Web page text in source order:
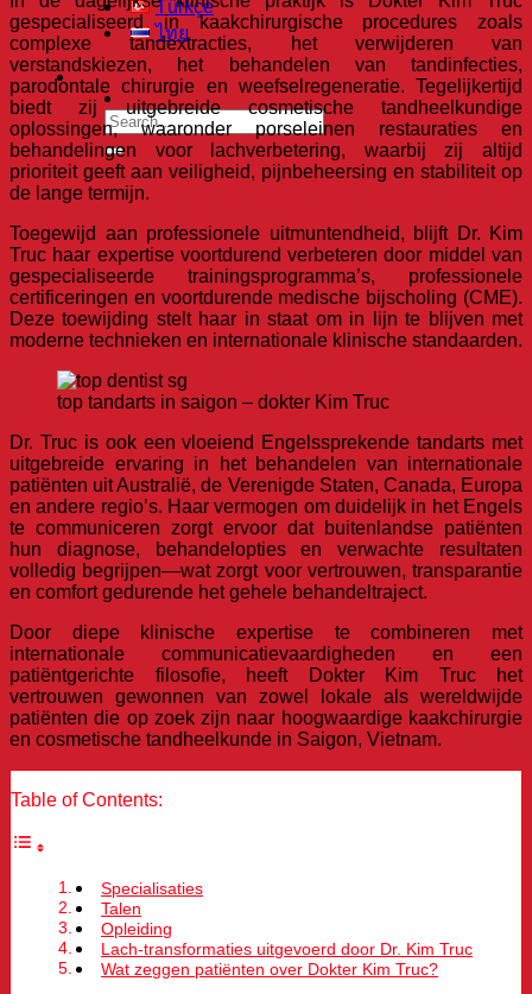
Türkçe
ไทย
gespecialiseerd in kaakchirurgische procedures zoals
complexe tandextracties, het verwijderen van
verstandskiezen, het behandelen van tandinfecties,
parodontale chirurgie en weefselregeneratie. Tegelijkertijd
biedt zij uitgebreide cosmetische tandheelkundige
oplossingen, waaronder porseleinen restauraties en
behandelingen voor lachverbetering, waarbij zij altijd
prioriteit geeft aan veiligheid, pijnbeheersing en stabiliteit op
de lange termijn.
Toegewijd aan professionele uitmuntendheid, blijft Dr. Kim
Truc haar expertise voortdurend verbeteren door middel van
gespecialiseerde trainingsprogramma’s, professionele
certificeringen en voortdurende medische bijscholing (CME).
Deze toewijding stelt haar in staat om in lijn te blijven met
moderne technieken en internationale klinische standaarden.
top tandarts in saigon – dokter Kim Truc
Dr. Truc is ook een vloeiend Engelssprekende tandarts met
uitgebreide ervaring in het behandelen van internationale
patiënten uit Australië, de Verenigde Staten, Canada, Europa
en andere regio’s. Haar vermogen om duidelijk in het Engels
te communiceren zorgt ervoor dat buitenlandse patiënten
hun diagnose, behandelopties en verwachte resultaten
volledig begrijpen—wat zorgt voor vertrouwen, transparantie
en comfort gedurende het gehele behandeltraject.
Door diepe klinische expertise te combineren met
internationale communicatievaardigheden en een
patiëntgerichte filosofie, heeft Dokter Kim Truc het
vertrouwen gewonnen van zowel lokale als wereldwijde
patiënten die op zoek zijn naar hoogwaardige kaakchirurgie
en cosmetische tandheelkunde in Saigon, Vietnam.
Table of Contents:
Specialisaties
Talen
Opleiding
Lach-transformaties uitgevoerd door Dr. Kim Truc
Wat zeggen patiënten over Dokter Kim Truc?